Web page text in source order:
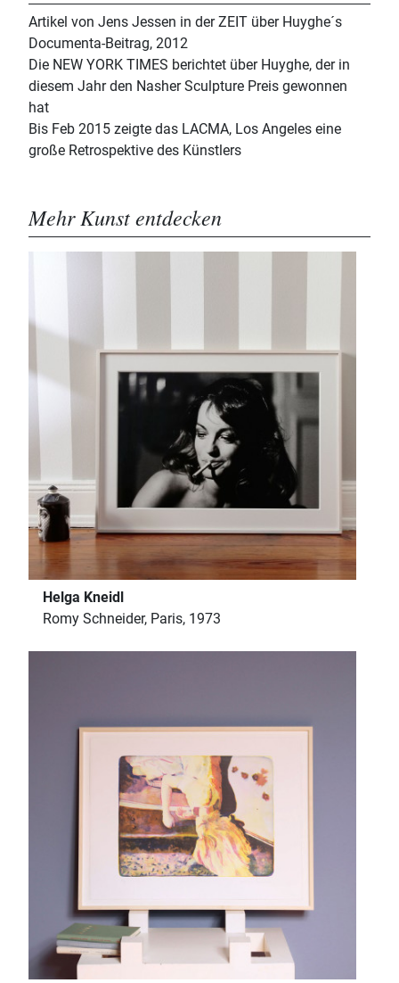
Artikel von Jens Jessen in der ZEIT über Huyghe´s
Documenta-Beitrag, 2012
Die NEW YORK TIMES berichtet über Huyghe, der in
diesem Jahr den Nasher Sculpture Preis gewonnen
hat
Bis Feb 2015 zeigte das LACMA, Los Angeles eine
große Retrospektive des Künstlers
Mehr Kunst entdecken
Helga Kneidl
Romy Schneider, Paris, 1973